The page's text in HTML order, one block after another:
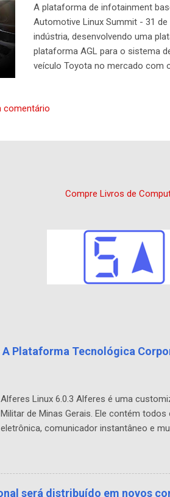
A plataforma de infotainment
Automotive Linux Summit - 31
indústria, desenvolvendo uma
plataforma AGL para o sistema
veículo Toyota no mercado com
como o padrão da indústria de
um produ...
comentário
Compre Livros de
Plataforma Tecnológica
Alferes Linux 6.0.3 Alferes é uma
Militar de Minas Gerais. Ele contém
eletrônica, comunicador instantâneo e
empresa aumentando as
e gratuito. A versão 6.0 do Alferes Linux
dantes eram corrigidos
será distribuído em novos